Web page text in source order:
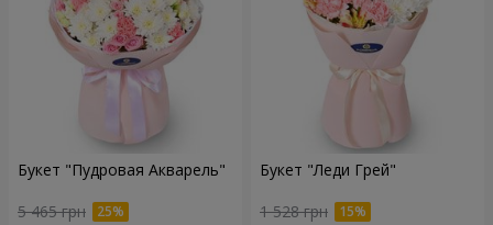
Букет "Пудровая Акварель"
5 465 грн
Букет "Леди Грей"
1 528 грн